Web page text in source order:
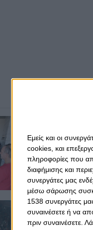
Εμείς και οι
cookies, και
πληροφορίες που
διαφήμισης και
συνεργάτες μας
μέσω σάρωσης
1538 συνεργάτες
συναινέσετε ή να
πριν συναινέσετε.
Ποιος...
Εμείς 12.000
Δευτέρα, 4
Κλείσε
Συνεχίζεται